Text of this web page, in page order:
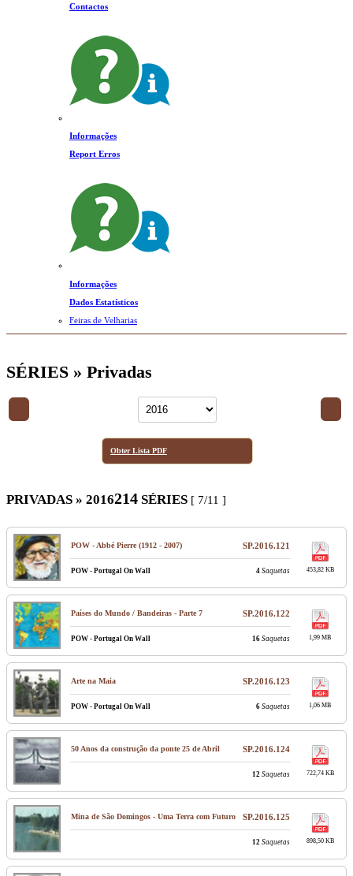
Contactos
Informações
Report Erros
Informações
Dados Estatísticos
Feiras de Velharias
SÉRIES » Privadas
Obter Lista PDF
PRIVADAS » 2016214 SÉRIES [ 7/11 ]
POW - Abbé Pierre (1912 - 2007) SP.2016.121
453,82 KB
POW - Portugal On Wall 4 Saquetas
Países do Mundo / Bandeiras - Parte 7 SP.2016.122
1,99 MB
POW - Portugal On Wall 16 Saquetas
Arte na Maia SP.2016.123
1,06 MB
POW - Portugal On Wall 6 Saquetas
50 Anos da construção da ponte 25 de Abril SP.2016.124
722,74 KB
12 Saquetas
Mina de São Domingos - Uma Terra com Futuro SP.2016.125
898,50 KB
12 Saquetas